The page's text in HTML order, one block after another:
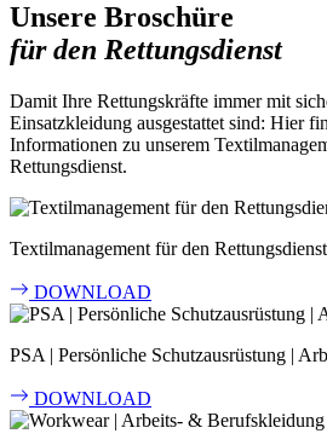
Unsere Broschüre
für den Rettungsdienst
Damit Ihre Rettungskräfte immer mit
Einsatzkleidung ausgestattet sind: Hier
Informationen zu unserem
Rettungsdienst.
Textilmanagement für den Rettungsdienst
DOWNLOAD
PSA | Persönliche Schutzausrüstung |
DOWNLOAD